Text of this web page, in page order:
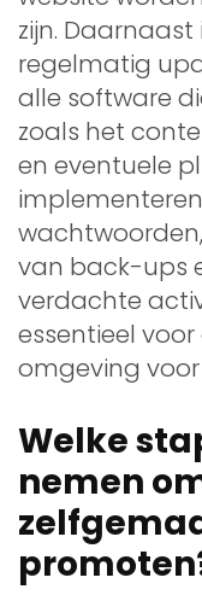
zijn.
regelmatig
alle software
zoals het
en eventuele
van back-ups
verdachte
essentieel
omgeving voor
Welke
nemen